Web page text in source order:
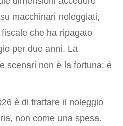
macchinari noleggiati,
che ha ripagato
per due anni. La
scenari non è la fortuna: è
è di trattare il noleggio
non come una spesa.